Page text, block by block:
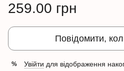
259.00 грн
Повідомити,
% Увійти для відображення